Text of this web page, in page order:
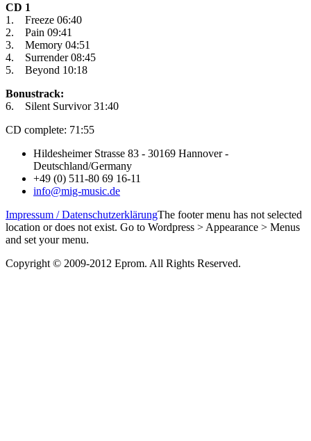
CD 1
1. Freeze 06:40
2. Pain 09:41
3. Memory 04:51
4. Surrender 08:45
5. Beyond 10:18
Bonustrack:
6. Silent Survivor 31:40
CD complete: 71:55
Hildesheimer Strasse 83 - 30169 Hannover -
Deutschland/Germany
+49 (0) 511-80 69 16-11
info@mig-music.de
Impressum / DatenschutzerklärungThe footer menu has not selected
location or does not exist. Go to Wordpress > Appearance > Menus
and set your menu.
Copyright © 2009-2012 Eprom. All Rights Reserved.